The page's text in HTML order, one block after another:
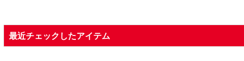
最近チェックしたアイテム